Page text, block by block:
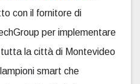
con il fornitore di
per implementare
la città di Montevideo
smart che